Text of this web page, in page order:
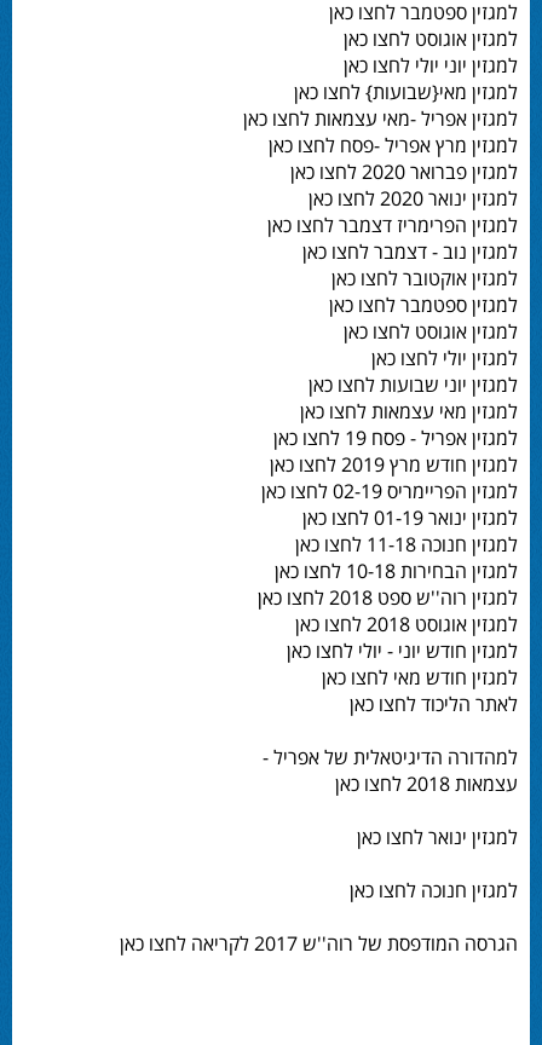
למגזין ספטמבר לחצו כאן
למגזין אוגוסט לחצו כאן
למגזין יוני יולי לחצו כאן
למגזין מאי{שבועות} לחצו כאן
למגזין אפריל -מאי עצמאות לחצו כאן
למגזין מרץ אפריל -פסח לחצו כאן
למגזין פברואר 2020 לחצו כאן
למגזין ינואר 2020 לחצו כאן
למגזין הפרימריז דצמבר לחצו כאן
למגזין נוב - דצמבר לחצו כאן
למגזין אוקטובר לחצו כאן
למגזין ספטמבר לחצו כאן
למגזין אוגוסט לחצו כאן
למגזין יולי לחצו כאן
למגזין יוני שבועות לחצו כאן
למגזין מאי עצמאות לחצו כאן
למגזין אפריל - פסח 19 לחצו כאן
למגזין חודש מרץ 2019 לחצו כאן
למגזין הפריימריס 02-19 לחצו כאן
למגזין ינואר 01-19 לחצו כאן
למגזין חנוכה 11-18 לחצו כאן
למגזין הבחירות 10-18 לחצו כאן
למגזין רוה''ש ספט 2018 לחצו כאן
למגזין אוגוסט 2018 לחצו כאן
למגזין חודש יוני - יולי לחצו כאן
למגזין חודש מאי לחצו כאן
לאתר הליכוד לחצו כאן
למהדורה הדיגיטאלית של אפריל -
עצמאות 2018 לחצו כאן
למגזין ינואר לחצו כאן
למגזין חנוכה לחצו כאן
הגרסה המודפסת של רוה''ש 2017 לקריאה לחצו כאן